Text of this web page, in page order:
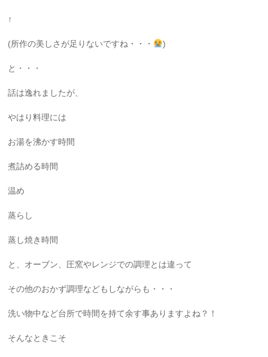
↑
(所作の美しさが足りないですね・・・ )
と・・・
話は逸れましたが、
やはり料理には
お湯を沸かす時間
煮詰める時間
温め
蒸らし
蒸し焼き時間
と、オーブン、圧窯やレンジでの調理とは違って
その他のおかず調理などもしながらも・・・
洗い物中など台所で時間を持て余す事ありますよね？！
そんなときこそ